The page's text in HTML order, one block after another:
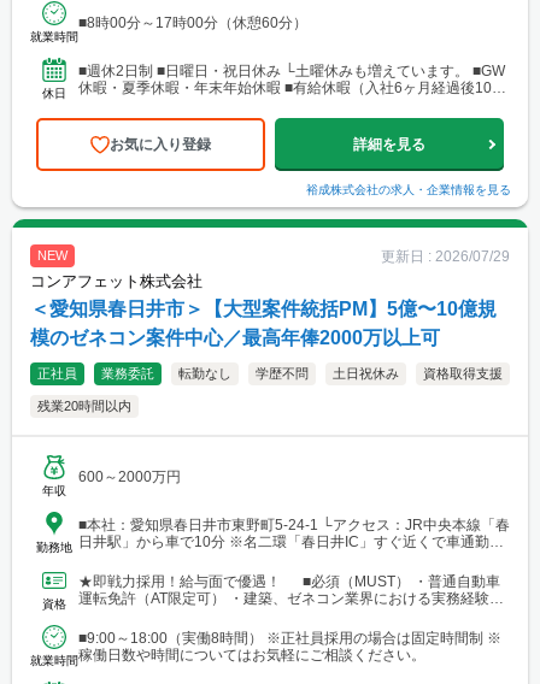
就業時間
■8時00分～17時00分（休憩60分）
休日
■週休2日制 ■日曜日・祝日休み └土曜休みも増えています。 ■GW
休暇・夏季休暇・年末年始休暇 ■有給休暇（入社6ヶ月経過後10日
お気に入り登録 詳細を見る
裕成株式会社の求人・企業情報を見る
NEW 更新日 : 2026/07/29
コンアフェット株式会社
＜愛知県春日井市＞【大型案件統括PM】5億〜10億規
模のゼネコン案件中心／最高年俸2000万以上可
正社員 業務委託 転勤なし 学歴不問 土日祝休み 資格取得支援
残業20時間以内
年収
600～2000万円
勤務地
■本社：愛知県春日井市東野町5-24-1 └アクセス：JR中央本線「春
日井駅」から車で10分 ※名二環「春日井IC」すぐ近くで車通勤が
資格
★即戦力採用！給与面で優遇！ ■必須（MUST） ・普通自動車
運転免許（AT限定可） ・建築、ゼネコン業界における実務経験
就業時間
■9:00～18:00（実働8時間） ※正社員採用の場合は固定時間制 ※
稼働日数や時間についてはお気軽にご相談ください。